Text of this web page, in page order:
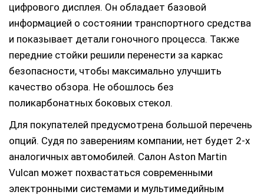
цифрового дисплея. Он обладает базовой
информацией о состоянии транспортного средства
и показывает детали гоночного процесса. Также
передние стойки решили перенести за каркас
безопасности, чтобы максимально улучшить
качество обзора. Не обошлось без
поликарбонатных боковых стекол.
Для покупателей предусмотрена большой перечень
опций. Судя по заверениям компании, нет будет 2-х
аналогичных автомобилей. Салон Aston Martin
Vulcan может похвастаться современными
электронными системами и мультимедийным